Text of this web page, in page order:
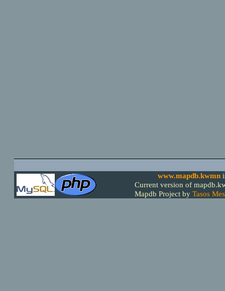
www.mapdb.kwmn
Current version of
Mapdb Project by Tasos